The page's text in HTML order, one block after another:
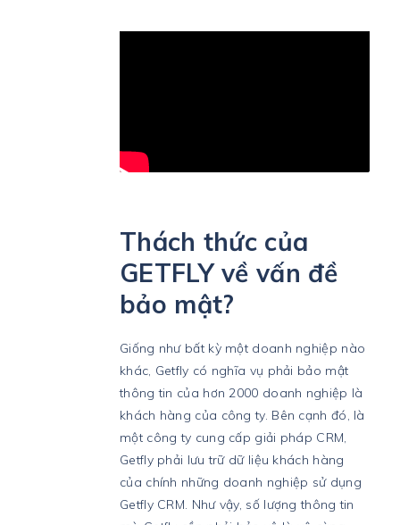
Thách thức của
GETFLY về vấn đề
bảo mật?
Giống như bất kỳ một doanh nghiệp nào
khác, Getfly có nghĩa vụ phải bảo mật
thông tin của hơn 2000 doanh nghiệp là
khách hàng của công ty. Bên cạnh đó, là
một công ty cung cấp giải pháp CRM,
Getfly phải lưu trữ dữ liệu khách hàng
của chính những doanh nghiệp sử dụng
Getfly CRM. Như vậy, số lượng thông tin